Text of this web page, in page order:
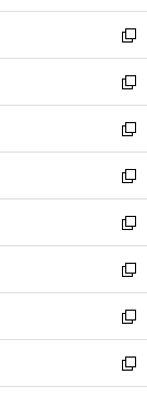
開
く
ウ
で
開
く
ン
ド
ウ
で
開
く
ウ
ィ
ン
ド
ウ
で
開
く
新
し
い
ウ
ィ
ン
ド
ウ
で
開
く
新
し
い
ウ
ィ
ン
ド
ウ
で
開
く
新
し
い
ウ
ィ
ン
ド
ウ
で
開
く
新
し
い
ウ
ィ
ン
ド
ウ
で
開
新
し
い
ウ
ィ
ン
ド
ウ
新
し
い
ウ
ィ
ン
新
し
い
ウ
新
し